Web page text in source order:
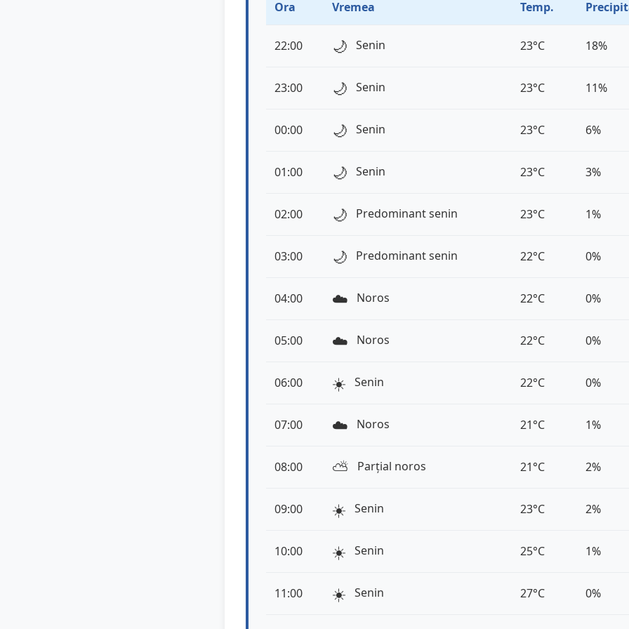
Ora Vremea Temp.
22:00 🌙 Senin 23°C 18%
23:00 🌙 Senin 23°C 11%
00:00 🌙 Senin 23°C 6%
01:00 🌙 Senin 23°C 3%
02:00 🌙 Predominant senin 23°C 1%
03:00 🌙 Predominant senin 22°C 0%
04:00 ☁️ Noros 22°C 0%
05:00 ☁️ Noros 22°C 0%
06:00 ☀️ Senin 22°C 0%
07:00 ☁️ Noros 21°C 1%
08:00 ⛅️ Parțial noros 21°C 2%
09:00 ☀️ Senin 23°C 2%
10:00 ☀️ Senin 25°C 1%
11:00 ☀️ Senin 27°C 0%